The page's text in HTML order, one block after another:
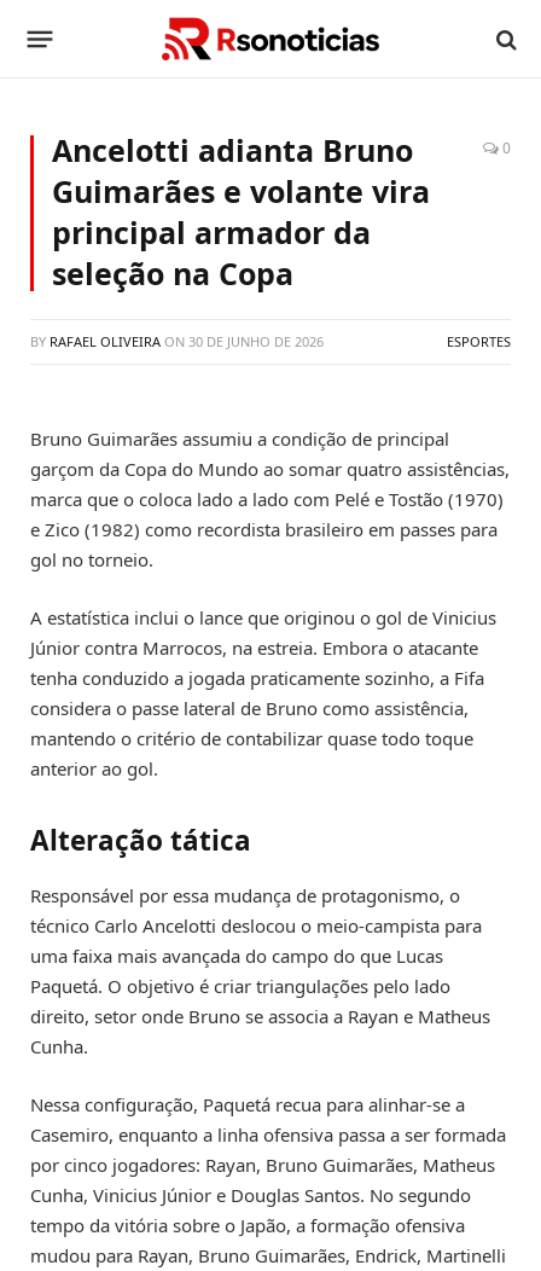
Ancelotti adianta Bruno
Guimarães e volante vira
principal armador da
seleção na Copa
0
BY RAFAEL OLIVEIRA ON 30 DE JUNHO DE 2026 ESPORTES
Bruno Guimarães assumiu a condição de principal
garçom da Copa do Mundo ao somar quatro assistências,
marca que o coloca lado a lado com Pelé e Tostão (1970)
e Zico (1982) como recordista brasileiro em passes para
gol no torneio.
A estatística inclui o lance que originou o gol de Vinicius
Júnior contra Marrocos, na estreia. Embora o atacante
tenha conduzido a jogada praticamente sozinho, a Fifa
considera o passe lateral de Bruno como assistência,
mantendo o critério de contabilizar quase todo toque
anterior ao gol.
Alteração tática
Responsável por essa mudança de protagonismo, o
técnico Carlo Ancelotti deslocou o meio-campista para
uma faixa mais avançada do campo do que Lucas
Paquetá. O objetivo é criar triangulações pelo lado
direito, setor onde Bruno se associa a Rayan e Matheus
Cunha.
Nessa configuração, Paquetá recua para alinhar-se a
Casemiro, enquanto a linha ofensiva passa a ser formada
por cinco jogadores: Rayan, Bruno Guimarães, Matheus
Cunha, Vinicius Júnior e Douglas Santos. No segundo
tempo da vitória sobre o Japão, a formação ofensiva
mudou para Rayan, Bruno Guimarães, Endrick, Martinelli